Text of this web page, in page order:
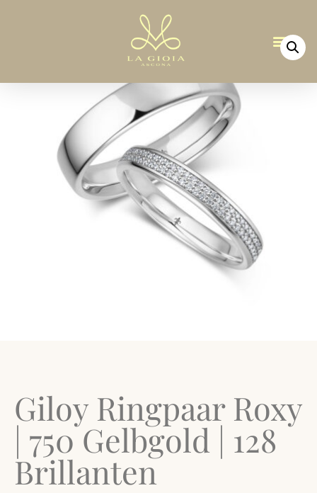
Giloy Ringpaar Roxy
| 750 Gelbgold | 128
Brillanten